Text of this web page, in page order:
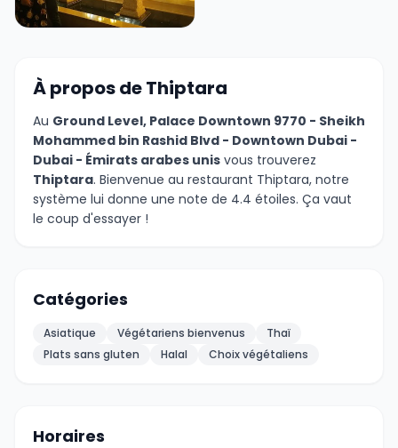
À propos de Thiptara
Au Ground Level, Palace Downtown 9770 - Sheikh
Mohammed bin Rashid Blvd - Downtown Dubai -
Dubai - Émirats arabes unis vous trouverez
Thiptara. Bienvenue au restaurant Thiptara, notre
système lui donne une note de 4.4 étoiles. Ça vaut
le coup d'essayer !
Catégories
Asiatique Végétariens bienvenus
Thaï
Plats sans gluten
Halal Choix végétaliens
Horaires